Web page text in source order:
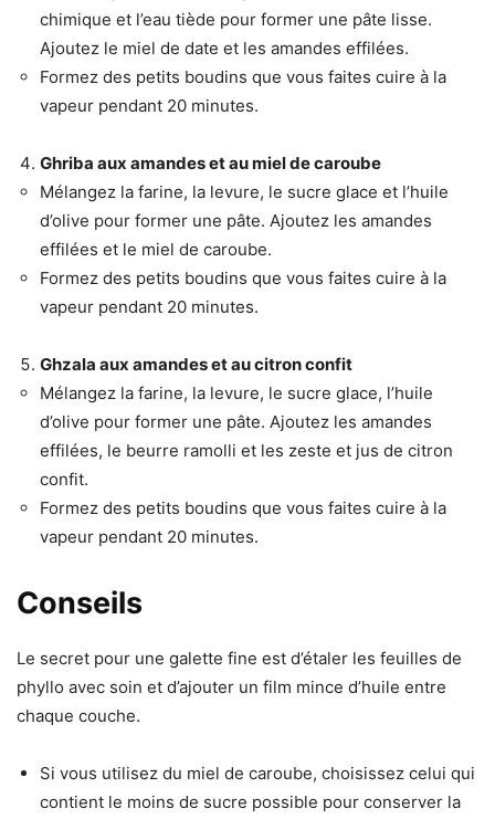
chimique et l’eau tiède pour former une pâte lisse.
Ajoutez le miel de date et les amandes effilées.
Formez des petits boudins que vous faites cuire à la
vapeur pendant 20 minutes.
Ghriba aux amandes et au miel de caroube
Mélangez la farine, la levure, le sucre glace et l’huile
d’olive pour former une pâte. Ajoutez les amandes
effilées et le miel de caroube.
Formez des petits boudins que vous faites cuire à la
vapeur pendant 20 minutes.
Ghzala aux amandes et au citron confit
Mélangez la farine, la levure, le sucre glace, l’huile
d’olive pour former une pâte. Ajoutez les amandes
effilées, le beurre ramolli et les zeste et jus de citron
confit.
Formez des petits boudins que vous faites cuire à la
vapeur pendant 20 minutes.
Conseils
Le secret pour une galette fine est d’étaler les feuilles de
phyllo avec soin et d’ajouter un film mince d’huile entre
chaque couche.
Si vous utilisez du miel de caroube, choisissez celui qui
contient le moins de sucre possible pour conserver la